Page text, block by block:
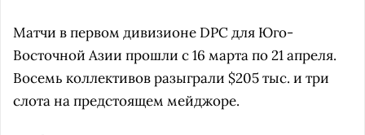
Матчи в первом дивизионе DPC для Юго-
Восточной Азии прошли с 16 марта по 21 апреля.
Восемь коллективов разыграли $205 тыс. и три
слота на предстоящем мейджоре.